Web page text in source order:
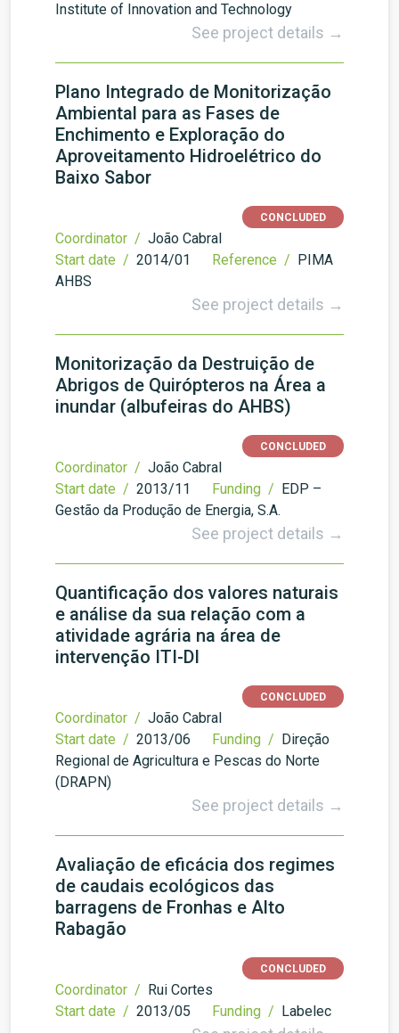
Institute of Innovation and Technology
See project details →
Plano Integrado de Monitorização
Ambiental para as Fases de
Enchimento e Exploração do
Aproveitamento Hidroelétrico do
Baixo Sabor
CONCLUDED
Coordinator / João Cabral
Start date / 2014/01 Reference / PIMA
AHBS
See project details →
Monitorização da Destruição de
Abrigos de Quirópteros na Área a
inundar (albufeiras do AHBS)
CONCLUDED
Coordinator / João Cabral
Start date / 2013/11 Funding / EDP –
Gestão da Produção de Energia, S.A.
See project details →
Quantificação dos valores naturais
e análise da sua relação com a
atividade agrária na área de
intervenção ITI-DI
CONCLUDED
Coordinator / João Cabral
Start date / 2013/06 Funding / Direção
Regional de Agricultura e Pescas do Norte
(DRAPN)
See project details →
Avaliação de eficácia dos regimes
de caudais ecológicos das
barragens de Fronhas e Alto
Rabagão
CONCLUDED
Coordinator / Rui Cortes
Start date / 2013/05 Funding / Labelec